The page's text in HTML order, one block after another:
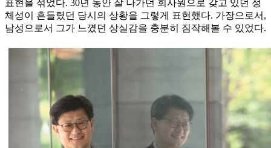
표현을 섞었다. 30년 동안 잘 나가던 회사원으로 갖고 있던 정
체성이 흔들렸던 당시의 상황을 그렇게 표현했다. 가장으로서,
남성으로서 그가 느꼈던 상실감을 충분히 짐작해볼 수 있었다.